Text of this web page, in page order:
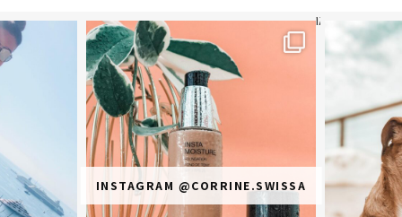
INSTAGRAM @CORRINE.SWISSA
הראשונה או